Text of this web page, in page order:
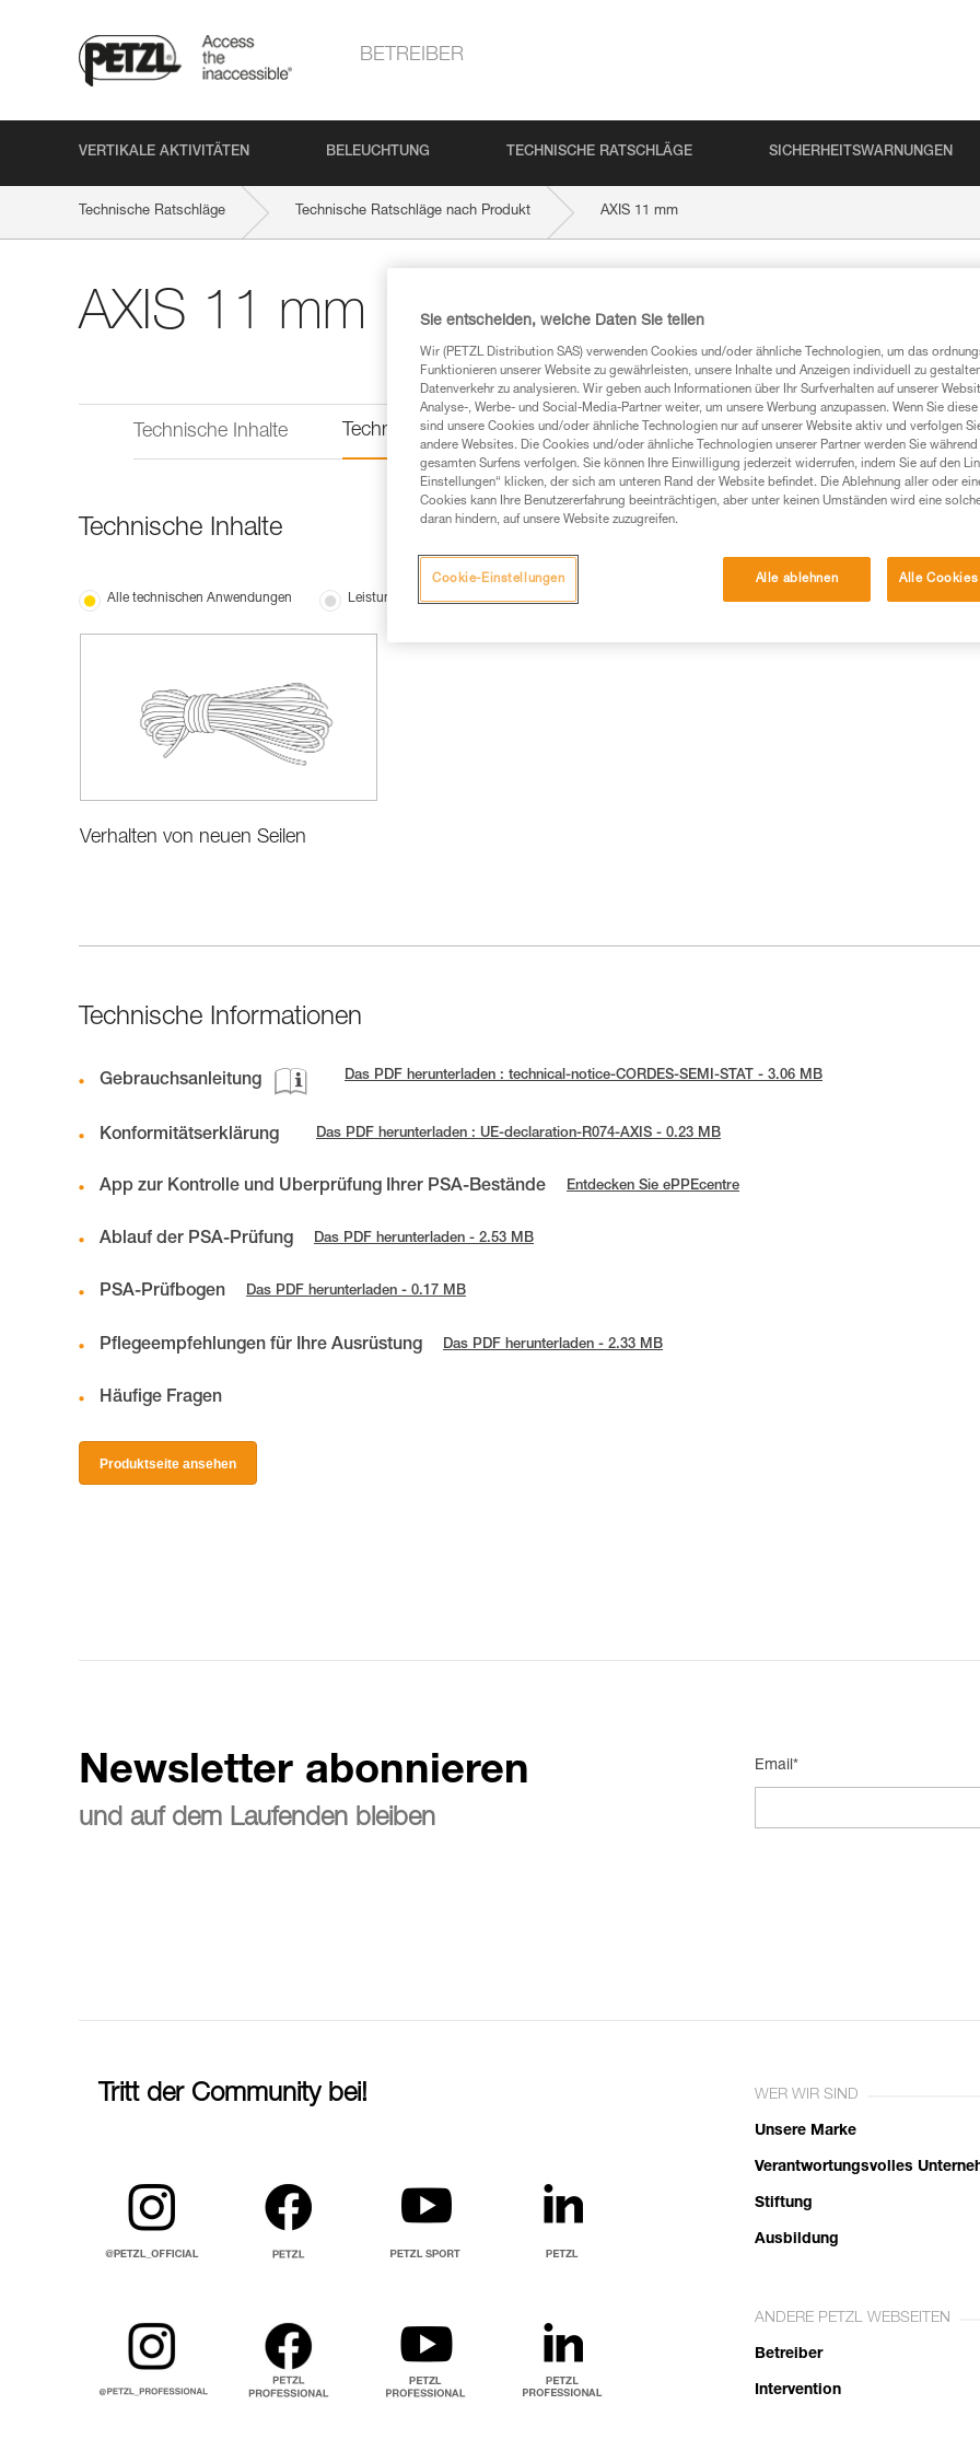
BETREIBER
VERTIKALE AKTIVITÄTEN BELEUCHTUNG TECHNISCHE RATSCHLÄGE SICHERHEITSWARNUNGEN
Technische Ratschläge Technische Ratschläge nach Produkt AXIS 11 mm
AXIS 11 mm
Technische Inhalte Technische Informationen
Technische Inhalte
Alle technischen Anwendungen Leistung und Produktinformationen
Verhalten von neuen Seilen
Technische Informationen
Gebrauchsanleitung Das PDF herunterladen : technical-notice-CORDES-SEMI-STAT - 3.06 MB
Konformitätserklärung Das PDF herunterladen : UE-declaration-R074-AXIS - 0.23 MB
App zur Kontrolle und Überprüfung Ihrer PSA-Bestände Entdecken Sie ePPEcentre
Ablauf der PSA-Prüfung Das PDF herunterladen - 2.53 MB
PSA-Prüfbogen Das PDF herunterladen - 0.17 MB
Pflegeempfehlungen für Ihre Ausrüstung Das PDF herunterladen - 2.33 MB
Häufige Fragen
Produktseite ansehen
Newsletter abonnieren
und auf dem Laufenden bleiben
Email*
Tritt der Community bei! WER WIR SIND
Unsere Marke
Verantwortungsvolles
Stiftung
Ausbildung
ANDERE PETZL WEBSEITEN
Betreiber
Intervention
Sie entscheiden, welche Daten Sie teilen
Wir (PETZL Distribution SAS) verwenden Cookies und/oder ähnliche Technologien, um das
Funktionieren unserer Website zu gewährleisten, unsere Inhalte und Anzeigen individuell zu
Datenverkehr zu analysieren. Wir geben auch Informationen über Ihr Surfverhalten auf unserer
Analyse-, Werbe- und Social-Media-Partner weiter, um unsere Werbung anzupassen. Wenn Sie
sind unsere Cookies und/oder ähnliche Technologien nur auf unserer Website aktiv und verfolgen
andere Websites. Die Cookies und/oder ähnliche Technologien unserer Partner werden Sie während
gesamten Surfens verfolgen. Sie können Ihre Einwilligung jederzeit widerrufen, indem Sie auf den
Einstellungen“ klicken, der sich am unteren Rand der Website befindet. Die Ablehnung aller oder
Cookies kann Ihre Benutzererfahrung beeinträchtigen, aber unter keinen Umständen wird eine
daran hindern, auf unsere Website zuzugreifen.
Alle ablehnen Alle
Cookie-Einstellungen